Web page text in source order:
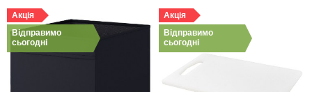
Акція
Відправимо
сьогодні
Акція
Відправимо
сьогодні